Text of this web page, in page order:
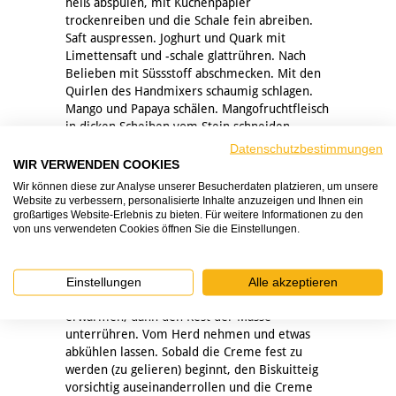
trockenreiben und die Schale fein abreiben.
Saft auspressen. Joghurt und Quark mit
Limettensaft und -schale glattrühren. Nach
Belieben mit Süssstoff abschmecken. Mit den
Quirlen des Handmixers schaumig schlagen.
Mango und Papaya schälen. Mangofruchtfleisch
in dicken Scheiben vom Stein schneiden.
Papaya entkernen. Die Hälfte des
Fruchtfleischs klein würfeln, den Rest mit dem
Stabmixer pürieren. Karambole waschen und
in Scheiben schneiden. Einige Scheiben zum
Garnieren beiseitelegen, den Rest fein
würfeln. Fruchtpüree in einem kleinen Topf
Rühren darin auflösen.
Erst 2 EL der Joghurt-Mischung einrühren und
erwärmen, dann den Rest der Masse
unterrühren. Vom Herd nehmen und etwas
abkühlen lassen. Sobald die Creme fest zu
werden (zu gelieren) beginnt, den Biskuitteig
vorsichtig auseinanderrollen und die Creme
Datenschutzbestimmungen
WIR VERWENDEN COOKIES
Wir können diese zur Analyse unserer Besucherdaten platzieren, um unsere
Website zu verbessern, personalisierte Inhalte anzuzeigen und Ihnen ein
großartiges Website-Erlebnis zu bieten. Für weitere Informationen zu den
von uns verwendeten Cookies öffnen Sie die Einstellungen.
Einstellungen Alle akzeptieren